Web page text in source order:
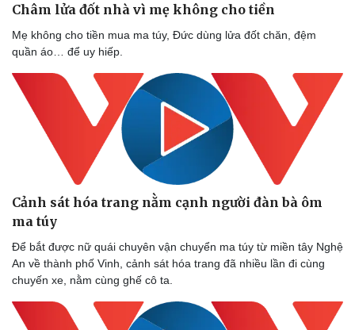
Cây thuốc
Sản phụ khoa
Nhi khoa
Nam khoa
Làm đẹp - giảm cân
Phòng mạch online
Ăn sạch sống khỏe
Blog
Châm lửa đốt nhà vì mẹ không cho tiền
Mẹ không cho tiền mua ma túy, Đức dùng lửa đốt chăn, đệm
quần áo… để uy hiếp.
Cảnh sát hóa trang nằm cạnh người đàn bà ôm
ma túy
Để bắt được nữ quái chuyên vận chuyển ma túy từ miền tây Nghệ
An về thành phố Vinh, cảnh sát hóa trang đã nhiều lần đi cùng
chuyến xe, nằm cùng ghế cô ta.